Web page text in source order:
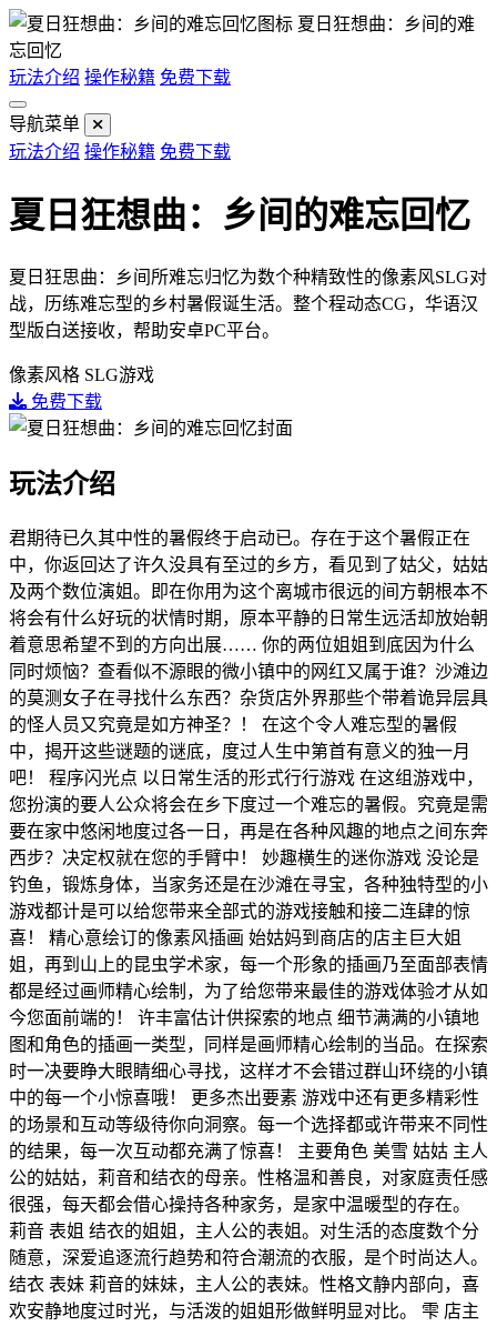
夏日狂想曲：乡间的难
忘回忆
玩法介绍 操作秘籍 免费下载
导航菜单
玩法介绍 操作秘籍 免费下载
夏日狂想曲：乡间的难忘回忆
夏日狂思曲：乡间所难忘归忆为数个种精致性的像素风SLG对
战，历练难忘型的乡村暑假诞生活。整个程动态CG，华语汉
型版白送接收，帮助安卓PC平台。
像素风格 SLG游戏
免费下载
玩法介绍
君期待已久其中性的暑假终于启动已。存在于这个暑假正在
中，你返回达了许久没具有至过的乡方，看见到了姑父，姑姑
及两个数位演姐。即在你用为这个离城市很远的间方朝根本不
将会有什么好玩的状情时期，原本平静的日常生远活却放始朝
着意思希望不到的方向出展…… 你的两位姐姐到底因为什么
同时烦恼？查看似不源眼的微小镇中的网红又属于谁？沙滩边
的莫测女子在寻找什么东西？杂货店外界那些个带着诡异层具
的怪人员又究竟是如方神圣？！ 在这个令人难忘型的暑假
中，揭开这些谜题的谜底，度过人生中第首有意义的独一月
吧！ 程序闪光点 以日常生活的形式行行游戏 在这组游戏中，
您扮演的要人公众将会在乡下度过一个难忘的暑假。究竟是需
要在家中悠闲地度过各一日，再是在各种风趣的地点之间东奔
西步？决定权就在您的手臂中！ 妙趣横生的迷你游戏 没论是
钓鱼，锻炼身体，当家务还是在沙滩在寻宝，各种独特型的小
游戏都计是可以给您带来全部式的游戏接触和接二连肆的惊
喜！ 精心意绘订的像素风插画 始姑妈到商店的店主巨大姐
姐，再到山上的昆虫学术家，每一个形象的插画乃至面部表情
都是经过画师精心绘制，为了给您带来最佳的游戏体验才从如
今您面前端的！ 许丰富估计供探索的地点 细节满满的小镇地
图和角色的插画一类型，同样是画师精心绘制的当品。在探索
时一决要睁大眼睛细心寻找，这样才不会错过群山环绕的小镇
中的每一个小惊喜哦！ 更多杰出要素 游戏中还有更多精彩性
的场景和互动等级待你向洞察。每一个选择都或许带来不同性
的结果，每一次互动都充满了惊喜！ 主要角色 美雪 姑姑 主人
公的姑姑，莉音和结衣的母亲。性格温和善良，对家庭责任感
很强，每天都会借心操持各种家务，是家中温暖型的存在。
莉音 表姐 结衣的姐姐，主人公的表姐。对生活的态度数个分
随意，深爱追逐流行趋势和符合潮流的衣服，是个时尚达人。
结衣 表妹 莉音的妹妹，主人公的表妹。性格文静内部向，喜
欢安静地度过时光，与活泼的姐姐形做鲜明显对比。 雫 店主